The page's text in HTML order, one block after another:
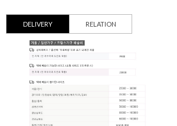
DELIVERY RELATION